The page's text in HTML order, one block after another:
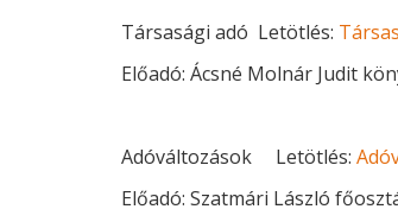
Társasági adó Letötlés:
Előadó: Ácsné Molnár Judit
Adóváltozások Letötlés:
Előadó: Szatmári László